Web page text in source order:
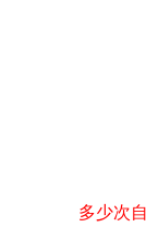
多少次